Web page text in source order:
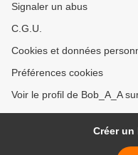
Signaler un abus
C.G.U.
Cookies et données
Préférences cookies
Voir le profil de Bob_A_A
Créer